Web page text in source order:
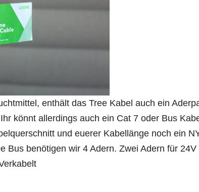
enthält das Tree Kabel auch ein
könnt allerdings auch ein Cat 7 oder Bus
und euerer Kabellänge noch ein
Bus benötigen wir 4 Adern. Zwei Adern für 24V